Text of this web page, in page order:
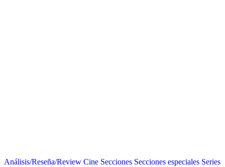
Análisis/Reseña/Review Cine Secciones Secciones especiales Series